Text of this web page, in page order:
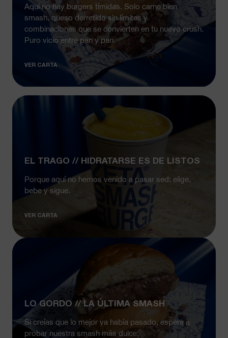
Aqui no hay burgers tímidas. Solo carne bien
smash, queso derretido sin límites y
combinaciones que se convierten en tu nuevo crush.
Puro vicio entre pan y pan.
VER CARTA
EL TRAGO // HIDRATARSE ES DE LISTOS
Porque aquí no hemos venido a pasar sed: elige,
bebe y sigue.
VER CARTA
LO GORDO // LA ÚLTIMA SMASH
Si creías que lo mejor ya había pasado, espera a
probar nuestra smash más dulce.